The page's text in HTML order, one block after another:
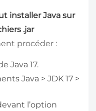
installer Java sur
.jar
procéder :
Java 17.
Java > JDK 17 >
l’option